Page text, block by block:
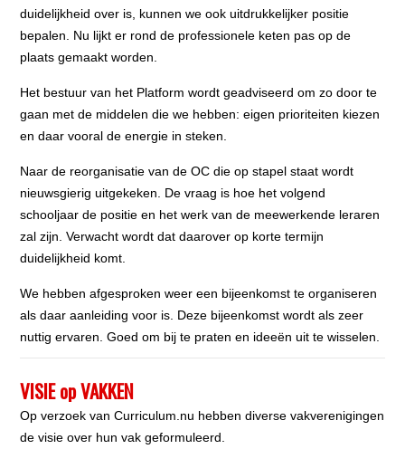
duidelijkheid over is, kunnen we ook uitdrukkelijker positie
bepalen. Nu lijkt er rond de professionele keten pas op de
plaats gemaakt worden.
Het bestuur van het Platform wordt geadviseerd om zo door te
gaan met de middelen die we hebben: eigen prioriteiten kiezen
en daar vooral de energie in steken.
Naar de reorganisatie van de OC die op stapel staat wordt
nieuwsgierig uitgekeken. De vraag is hoe het volgend
schooljaar de positie en het werk van de meewerkende leraren
zal zijn. Verwacht wordt dat daarover op korte termijn
duidelijkheid komt.
We hebben afgesproken weer een bijeenkomst te organiseren
als daar aanleiding voor is. Deze bijeenkomst wordt als zeer
nuttig ervaren. Goed om bij te praten en ideeën uit te wisselen.
VISIE op VAKKEN
Op verzoek van Curriculum.nu hebben diverse vakverenigingen
de visie over hun vak geformuleerd.